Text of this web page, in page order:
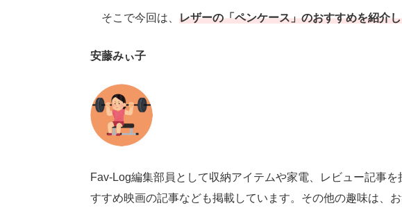
そこで今回は、 レザーの「ペンケース」のおすすめを紹介
安藤みぃ子
Fav-Log編集部員として収納アイテムや家電、レビュー記事
すすめ映画の記事なども掲載しています。その他の趣味は、